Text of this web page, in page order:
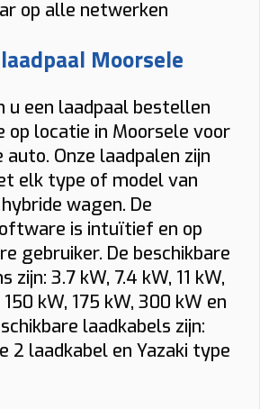
op alle netwerken
Moorsele
u een laadpaal bestellen
locatie in Moorsele voor
Onze laadpalen zijn
elk type of model van
wagen. De
is intuïtief en op
gebruiker. De beschikbare
zijn: 3.7 kW, 7.4 kW, 11 kW,
kW, 175 kW, 300 kW en
laadkabels zijn:
2 laadkabel en Yazaki type
uitvalt.
meter
Nieuwere woning (21% btw)
mogelijk)
tarieven laden Vaste kabel
Mobiele app